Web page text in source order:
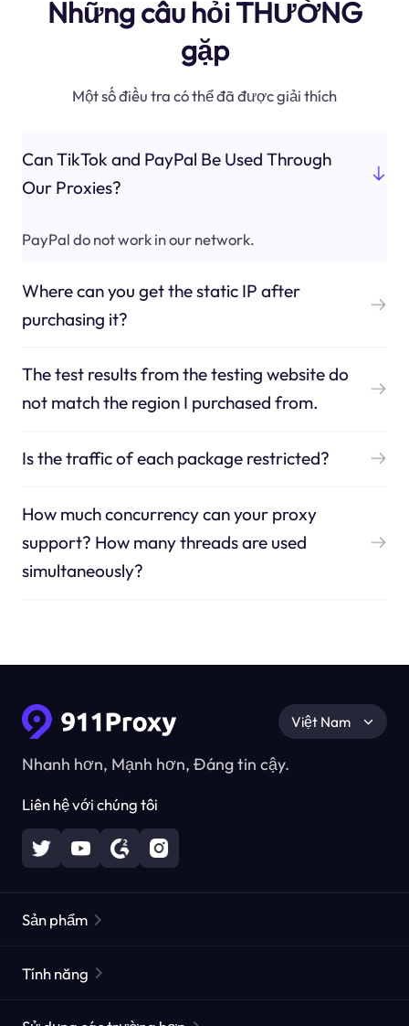
Những câu hỏi THƯỜNG
gặp
Một số điều tra có thể đã được giải thích
Can TikTok and PayPal Be Used Through
Our Proxies?
PayPal do not work in our network.
Where can you get the static IP after
purchasing it?
The test results from the testing website do
not match the region I purchased from.
Is the traffic of each package restricted?
How much concurrency can your proxy
support? How many threads are used
simultaneously?
Nhanh hơn, Mạnh hơn, Đáng tin cậy.
Liên hệ với chúng tôi
Việt Nam
Sản phẩm
Tính năng